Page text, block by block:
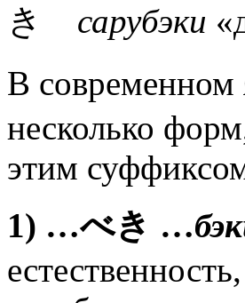
き сарубэки
В
несколько
этим
1) …べき …